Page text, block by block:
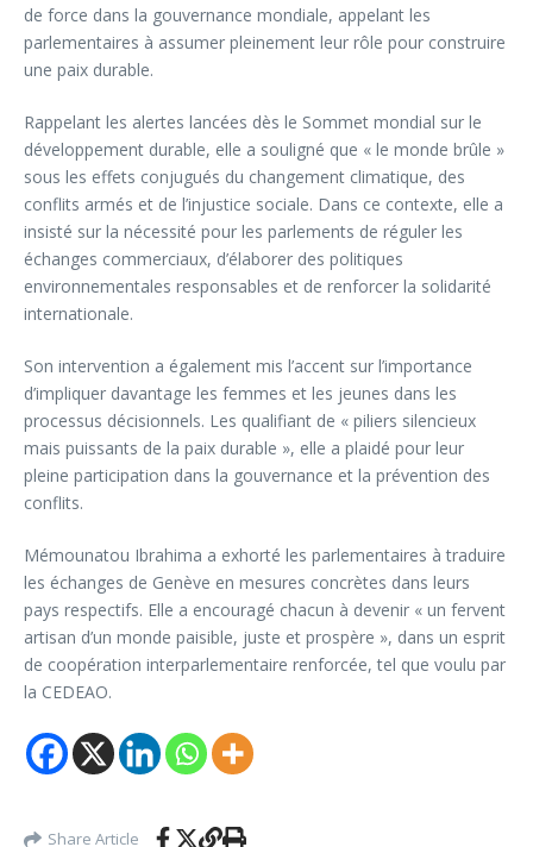
de force dans la gouvernance mondiale, appelant les
parlementaires à assumer pleinement leur rôle pour construire
une paix durable.
Rappelant les alertes lancées dès le Sommet mondial sur le
développement durable, elle a souligné que « le monde brûle »
sous les effets conjugués du changement climatique, des
conflits armés et de l’injustice sociale. Dans ce contexte, elle a
insisté sur la nécessité pour les parlements de réguler les
échanges commerciaux, d’élaborer des politiques
environnementales responsables et de renforcer la solidarité
internationale.
Son intervention a également mis l’accent sur l’importance
d’impliquer davantage les femmes et les jeunes dans les
processus décisionnels. Les qualifiant de « piliers silencieux
mais puissants de la paix durable », elle a plaidé pour leur
pleine participation dans la gouvernance et la prévention des
conflits.
Mémounatou Ibrahima a exhorté les parlementaires à traduire
les échanges de Genève en mesures concrètes dans leurs
pays respectifs. Elle a encouragé chacun à devenir « un fervent
artisan d’un monde paisible, juste et prospère », dans un esprit
de coopération interparlementaire renforcée, tel que voulu par
la CEDEAO.
Share Article